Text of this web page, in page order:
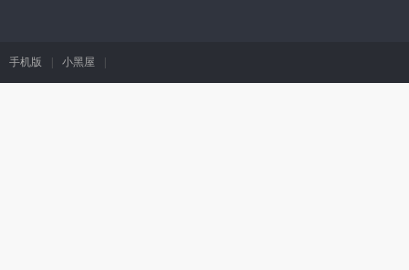
手机版 小黑屋